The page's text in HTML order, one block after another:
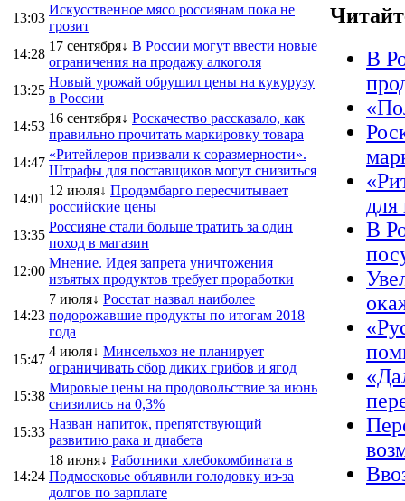
13:03
Искусственное мясо россиянам пока не
грозит
14:28
17 сентября↓ В России могут ввести новые
ограничения на продажу алкоголя
13:25
Новый урожай обрушил цены на кукурузу
в России
14:53
16 сентября↓ Роскачество рассказало, как
правильно прочитать маркировку товара
14:47
«Ритейлеров призвали к соразмерности».
Штрафы для поставщиков могут снизиться
14:01
12 июля↓ Продэмбарго пересчитывает
российские цены
13:35
Россияне стали больше тратить за один
поход в магазин
12:00
Мнение. Идея запрета уничтожения
изъятых продуктов требует проработки
14:23
7 июля↓ Росстат назвал наиболее
подорожавшие продукты по итогам 2018
года
15:47
4 июля↓ Минсельхоз не планирует
ограничивать сбор диких грибов и ягод
15:38
Мировые цены на продовольствие за июнь
снизились на 0,3%
15:33
Назван напиток, препятствующий
развитию рака и диабета
14:24
18 июня↓ Работники хлебокомбината в
Подмосковье объявили голодовку из-за
долгов по зарплате
В
для
В